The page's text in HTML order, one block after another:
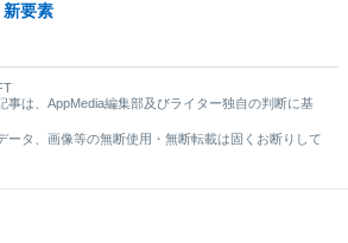
新要素
は、AppMedia編集部及びライター独自の判断に基
タ、画像等の無断使用・無断転載は固くお断りして